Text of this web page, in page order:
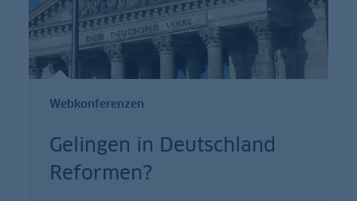
Webkonferenzen
Gelingen in Deutschland
Reformen?